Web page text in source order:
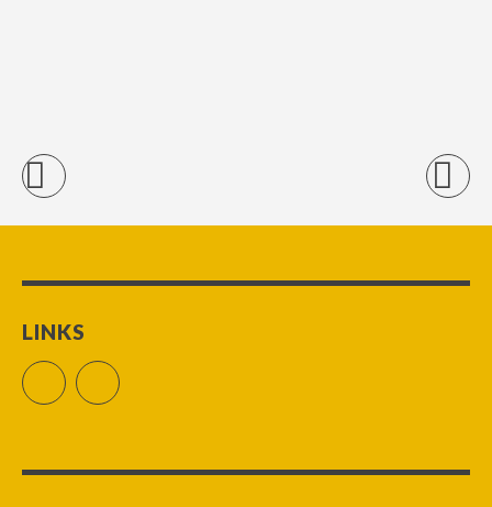
LINKS
FacebookRSS Feed